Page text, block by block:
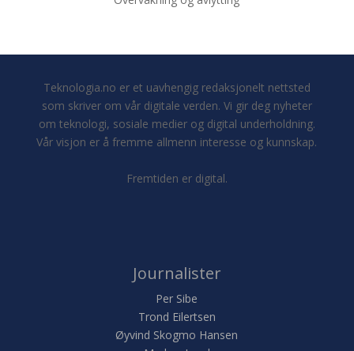
Teknologia.no er et uavhengig redaksjonelt nettsted
som skriver om vår digitale verden. Vi gir deg nyheter
om teknologi, sosiale medier og digital underholdning.
Vår visjon er å fremme allmenn interesse og kunnskap.
Fremtiden er digital.
Journalister
Per Sibe
Trond Eilertsen
Øyvind Skogmo Hansen